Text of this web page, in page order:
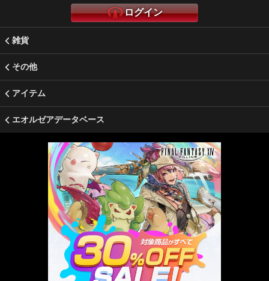
ログイン
雑貨
その他
アイテム
エオルゼアデータベース